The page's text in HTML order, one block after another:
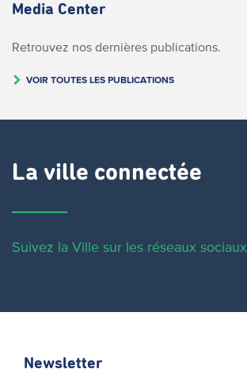
Media Center
Retrouvez nos dernières publications.
VOIR TOUTES LES PUBLICATIONS
La ville connectée
Suivez la Ville sur les réseaux sociaux
Newsletter